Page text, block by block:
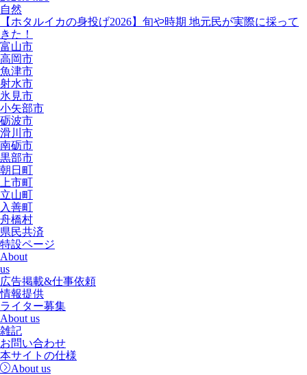
自然
【ホタルイカの身投げ2026】旬や時期 地元民が実際に採って
きた！
富山市
高岡市
魚津市
射水市
氷見市
小矢部市
砺波市
滑川市
南砺市
黒部市
朝日町
上市町
立山町
入善町
舟橋村
県民共済
特設ページ
About
us
広告掲載&仕事依頼
情報提供
ライター募集
About us
雑記
お問い合わせ
本サイトの仕様
About us